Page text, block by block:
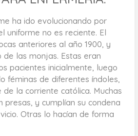
ha ido evolucionando por
uniforme no es reciente. El
anteriores al año 1900, y
las monjas. Estas eran
pacientes inicialmente, luego
féminas de diferentes índoles,
la corriente católica. Muchas
presas, y cumplían su condena
Otras lo hacían de forma